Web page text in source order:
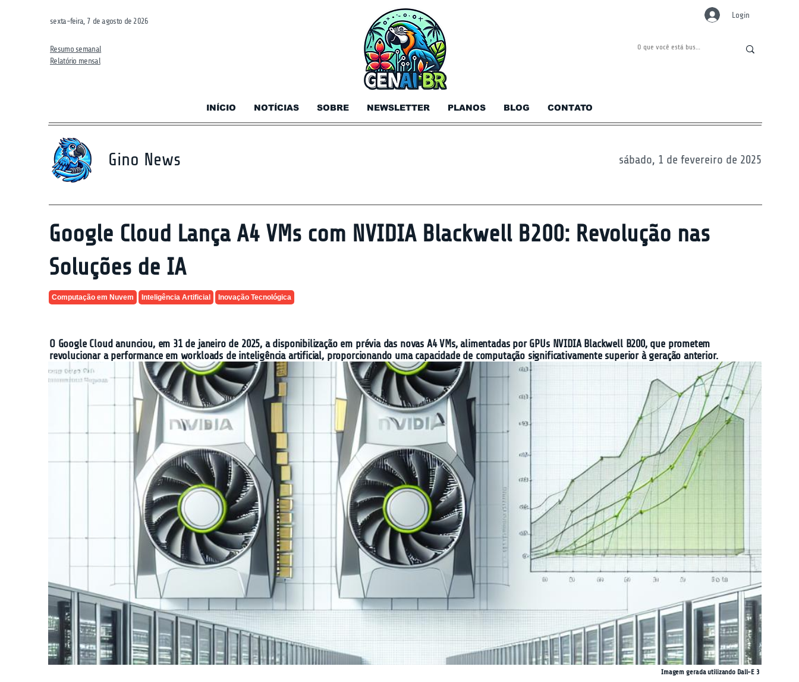
sexta-feira, 7 de agosto de 2026
Resumo semanal
Relatório mensal
INÍCIO NOTÍCIAS SOBRE NEWSLETTER PLANOS BLOG CONTATO
Login
Gino News sábado, 1 de fevereiro de 2025
Google Cloud Lança A4 VMs com NVIDIA Blackwell B200: Revolução nas
Soluções de IA
Computação em Nuvem Inteligência Artificial Inovação Tecnológica
O Google Cloud anunciou, em 31 de janeiro de 2025, a disponibilização em prévia das novas A4 VMs, alimentadas por GPUs NVIDIA Blackwell B200, que prometem
revolucionar a performance em workloads de inteligência artificial, proporcionando uma capacidade de computação significativamente superior à geração anterior.
Imagem gerada utilizando Dall-E 3